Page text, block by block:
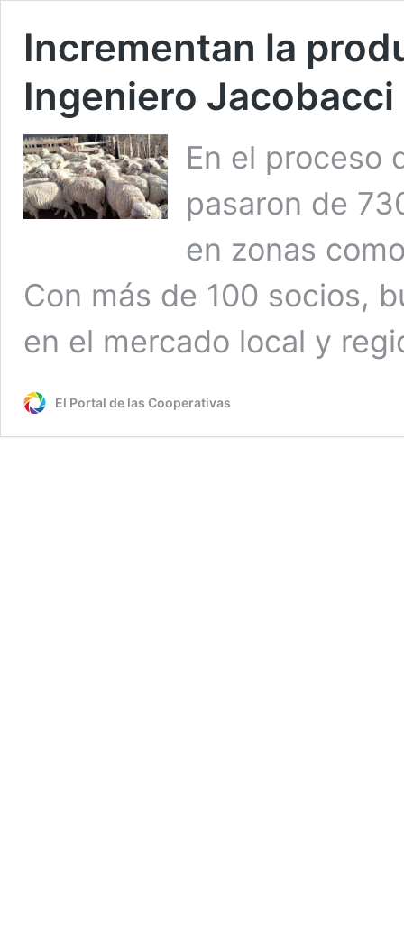
Incrementan la
Ingeniero Jacobacci
En el proceso
pasaron de
en zonas
Con más de 100 socios,
en el mercado local y
El Portal de las Cooperativas